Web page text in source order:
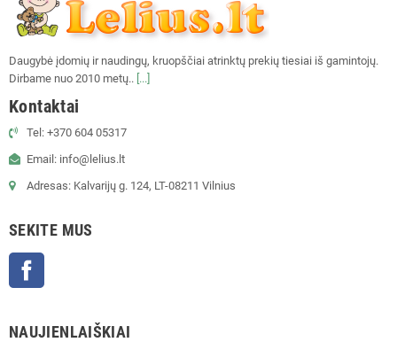
Daugybė įdomių ir naudingų, kruopščiai atrinktų prekių tiesiai iš gamintojų.
Dirbame nuo 2010 metų.. [...]
Kontaktai
Tel: +370 604 05317
Email: info@lelius.lt
Adresas: Kalvarijų g. 124, LT-08211 Vilnius
SEKITE MUS
NAUJIENLAIŠKIAI